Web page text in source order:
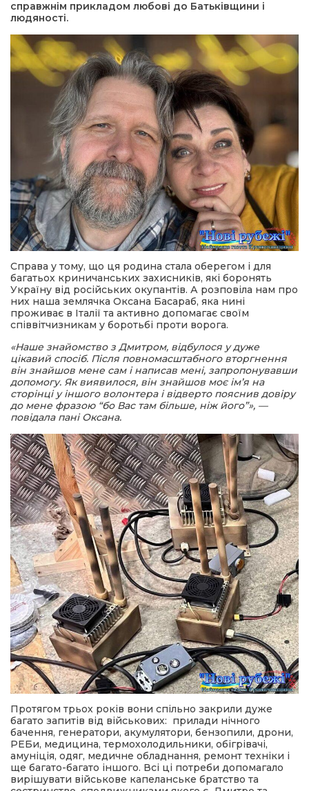
справжнім прикладом любові до Батьківщини і
людяності.
Справа у тому, що ця родина стала оберегом і для
багатьох криничанських захисників, які боронять
Україну від російських окупантів. А розповіла нам про
них наша землячка Оксана Басараб, яка нині
проживає в Італії та активно допомагає своїм
співвітчизникам у боротьбі проти ворога.
«Наше знайомство з Дмитром, відбулося у дуже
цікавий спосіб. Після повномасштабного вторгнення
він знайшов мене сам і написав мені, запропонувавши
допомогу. Як виявилося, він знайшов моє ім’я на
сторінці у іншого волонтера і відверто пояснив довіру
до мене фразою “бо Вас там більше, ніж його”», —
повідала пані Оксана.
Протягом трьох років вони спільно закрили дуже
багато запитів від військових: прилади нічного
бачення, генератори, акумулятори, бензопили, дрони,
РЕБи, медицина, термохолодильники, обігрівачі,
амуніція, одяг, медичне обладнання, ремонт техніки і
ще багато-багато іншого. Всі ці потреби допомагало
вирішувати військове капеланське братство та